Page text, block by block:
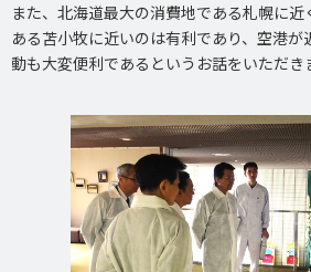
また、北海道最大の消費地である札幌に
ある苫小牧に近いのは有利であり、空港
動も大変便利であるというお話をいただき